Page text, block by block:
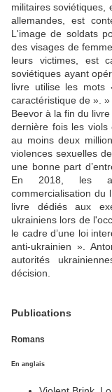
militaires soviétiques,
allemandes, est
L'image de soldats
des visages de
leurs victimes, est
soviétiques ayant
livre utilise les
caractéristique de ». »
Beevor à la fin du
dernière fois les viols
au moins deux
violences sexuelles
une bonne part
En 2018, les
commercialisation du
livre dédiés aux
ukrainiens lors de
le cadre d’une loi
anti-ukrainien ».
autorités
décision.
Publications
Romans
En anglais